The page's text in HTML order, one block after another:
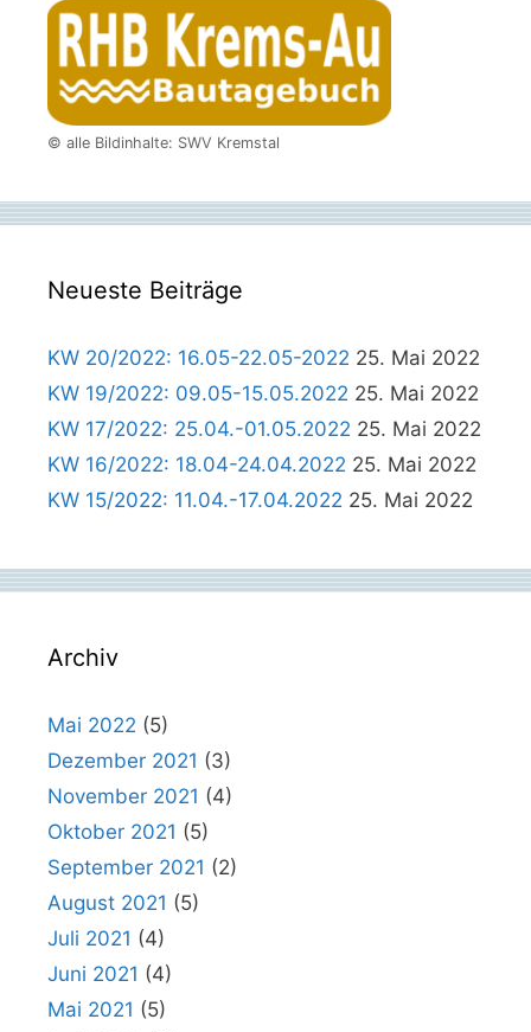
© alle Bildinhalte: SWV Kremstal
Neueste Beiträge
KW 20/2022: 16.05-22.05-2022 25. Mai 2022
KW 19/2022: 09.05-15.05.2022 25. Mai 2022
KW 17/2022: 25.04.-01.05.2022 25. Mai 2022
KW 16/2022: 18.04-24.04.2022 25. Mai 2022
KW 15/2022: 11.04.-17.04.2022 25. Mai 2022
Archiv
Mai 2022 (5)
Dezember 2021 (3)
November 2021 (4)
Oktober 2021 (5)
September 2021 (2)
August 2021 (5)
Juli 2021 (4)
Juni 2021 (4)
Mai 2021 (5)